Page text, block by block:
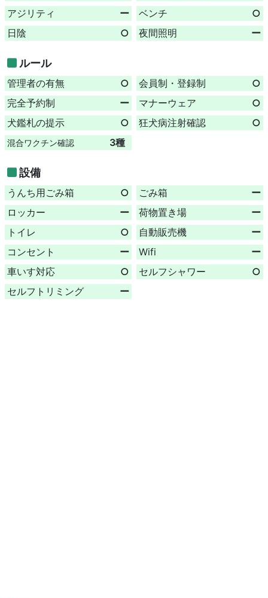
アジリティ
ー ベンチ
○
日陰
○ 夜間照明 ー
ルール
管理者の有無 ○ 会員制・登録制
○
完全予約制
ー マナーウェア
○
犬鑑札の提示
○ 狂犬病注射確認 ○
混合ワクチン確認 3種
設備
うんち用ごみ箱 ○ ごみ箱
ー
ロッカー
ー 荷物置き場
ー
トイレ
○ 自動販売機
ー
コンセント
ー Wifi
ー
車いす対応
○ セルフシャワー
○
セルフトリミング
ー